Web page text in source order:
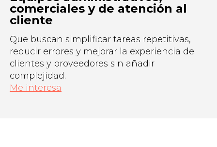
comerciales y de atención al
cliente
Que buscan simplificar tareas repetitivas,
reducir errores y mejorar la experiencia de
clientes y proveedores sin añadir
complejidad.
Me interesa